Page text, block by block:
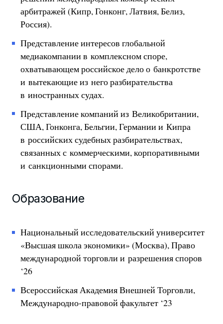
арбитражей (Кипр, Гонконг, Латвия, Белиз,
Россия).
Представление интересов глобальной
медиакомпании в комплексном споре,
охватывающем российское дело о банкротстве
и вытекающие из него разбирательства
в иностранных судах.
Представление компаний из Великобритании,
США, Гонконга, Бельгии, Германии и Кипра
в российских судебных разбирательствах,
связанных с коммерческими, корпоративными
и санкционными спорами.
Образование
Национальный исследовательский университет
«Высшая школа экономики» (Москва), Право
международной торговли и разрешения споров
‘26
Всероссийская Академия Внешней Торговли,
Международно-правовой факультет ‘23